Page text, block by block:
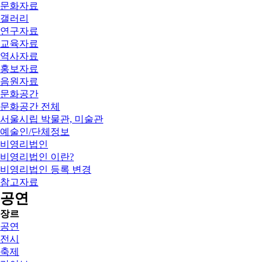
문화자료
갤러리
연구자료
교육자료
역사자료
홍보자료
음원자료
문화공간
문화공간 전체
서울시립 박물관, 미술관
예술인/단체정보
비영리법인
비영리법인 이란?
비영리법인 등록 변경
참고자료
공연
장르
공연
전시
축제